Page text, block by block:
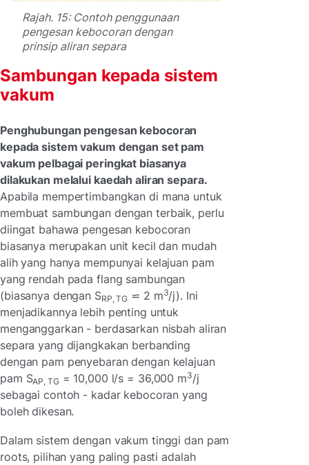
Rajah. 15: Contoh penggunaan
pengesan kebocoran dengan
prinsip aliran separa
Sambungan kepada sistem
vakum
Penghubungan pengesan kebocoran
kepada sistem vakum dengan set pam
vakum pelbagai peringkat biasanya
dilakukan melalui kaedah aliran separa.
Apabila mempertimbangkan di mana untuk
membuat sambungan dengan terbaik, perlu
diingat bahawa pengesan kebocoran
biasanya merupakan unit kecil dan mudah
alih yang hanya mempunyai kelajuan pam
yang rendah pada flang sambungan
(biasanya dengan SRP, TG ⋍ 2 m3/j). Ini
menjadikannya lebih penting untuk
menganggarkan - berdasarkan nisbah aliran
separa yang dijangkakan berbanding
dengan pam penyebaran dengan kelajuan
pam SAP, TG= 10,000 l/s = 36,000 m3/j
sebagai contoh - kadar kebocoran yang
boleh dikesan.
Dalam sistem dengan vakum tinggi dan pam
roots, pilihan yang paling pasti adalah